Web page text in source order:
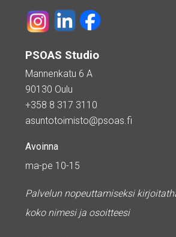
PSOAS Studio
Mannenkatu 6 A
90130 Oulu
+358 8 317 3110
asuntotoimisto@psoas.fi
Avoinna
ma-pe 10-15
Palvelun nopeuttamiseksi
koko nimesi ja osoitteesi